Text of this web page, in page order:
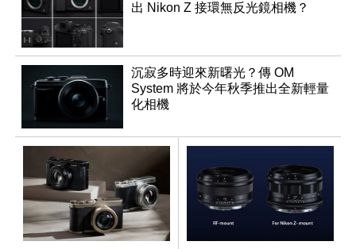
出 Nikon Z 接環無反光鏡相機？
沉寂多時迎來新曙光？傳 OM
System 將於今年秋季推出全新輕量
化相機